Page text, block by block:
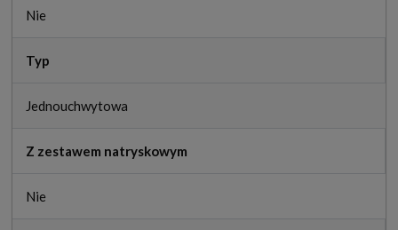
Nie
Typ
Jednouchwytowa
Z zestawem natryskowym
Nie